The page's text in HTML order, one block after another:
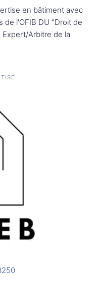
en bâtiment avec
de l'OFIB DU "Droit de
Arbitre de la